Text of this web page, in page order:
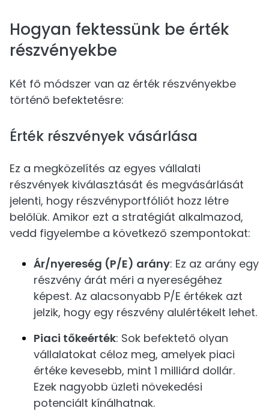
Hogyan fektessünk be érték
részvényekbe
Két fő módszer van az érték részvényekbe
történő befektetésre:
Érték részvények vásárlása
Ez a megközelítés az egyes vállalati
részvények kiválasztását és megvásárlását
jelenti, hogy részvényportfóliót hozz létre
belőlük. Amikor ezt a stratégiát alkalmazod,
vedd figyelembe a következő szempontokat:
Ár/nyereség (P/E) arány: Ez az arány egy
részvény árát méri a nyereségéhez
képest. Az alacsonyabb P/E értékek azt
jelzik, hogy egy részvény alulértékelt lehet.
Piaci tőkeérték: Sok befektető olyan
vállalatokat céloz meg, amelyek piaci
értéke kevesebb, mint 1 milliárd dollár.
Ezek nagyobb üzleti növekedési
potenciált kínálhatnak.